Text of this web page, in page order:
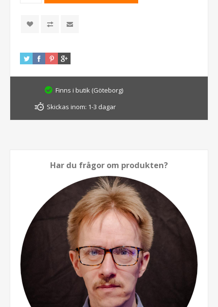
Finns i butik (Göteborg)
Skickas inom: 1-3 dagar
Har du frågor om produkten?